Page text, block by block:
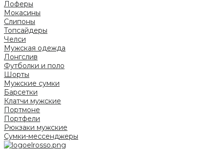
Лоферы
Мокасины
Слипоны
Топсайдеры
Челси
Мужская одежда
Лонгслив
Футболки и поло
Шорты
Мужские сумки
Барсетки
Клатчи мужские
Портмоне
Портфели
Рюкзаки мужские
Сумки-мессенджеры